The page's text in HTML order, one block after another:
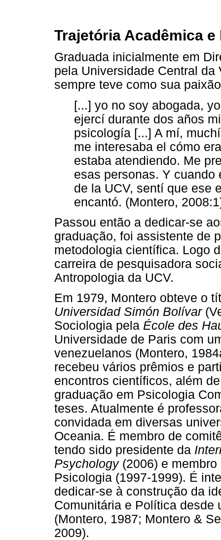
Trajetória Acadêmica
Graduada inicialmente em
pela Universidade Central da
sempre teve como sua
[...] yo no soy abogada,
ejercí durante dos años
psicología [...] A mí,
me interesaba el cómo
estaba atendiendo. Me
esas personas. Y
de la UCV, sentí que ese
encantó. (Montero,
Passou então a dedicar-se
graduação, foi assistente de
metodologia científica. Logo
carreira de pesquisadora
Antropologia da UCV.
Em 1979, Montero obteve o
Universidad Simón Bolívar
Sociologia pela École des
Universidade de Paris com
venezuelanos (Montero,
recebeu vários prêmios e
encontros científicos, além
graduação em Psicologia
teses. Atualmente é
convidada em diversas
Oceania. É membro de
tendo sido presidente da
Psychology (2006) e
Psicologia (1997-1999). É
dedicar-se à construção da
Comunitária e Política desde
(Montero, 1987; Montero &
2009).